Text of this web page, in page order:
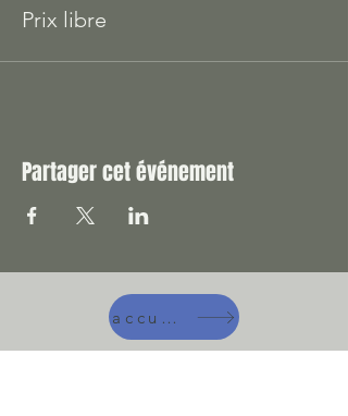
Prix libre
Partager cet événement
accueil